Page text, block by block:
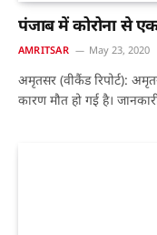
पंजाब में कोरोना से
AMRITSAR May 23, 2020
अमृतसर (वीकैंड रिपोर्ट):
कारण मौत हो गई है।